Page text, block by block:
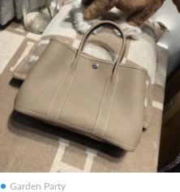
Garden Party